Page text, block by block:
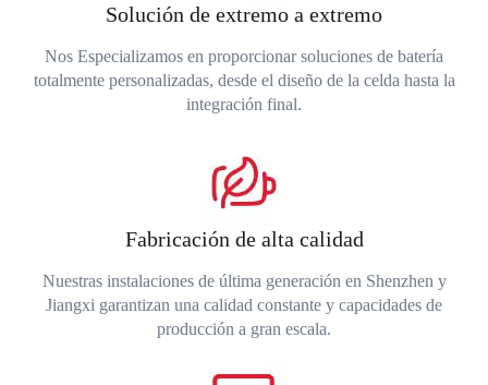
Solución de extremo a extremo
Nos Especializamos en proporcionar soluciones de batería
totalmente personalizadas, desde el diseño de la celda hasta la
integración final.
Fabricación de alta calidad
Nuestras instalaciones de última generación en Shenzhen y
Jiangxi garantizan una calidad constante y capacidades de
producción a gran escala.